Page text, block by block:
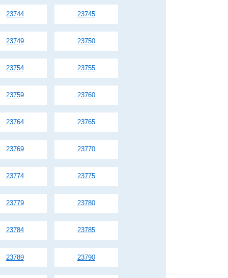
23744 23745
23749 23750
23754 23755
23759 23760
23764 23765
23769 23770
23774 23775
23779 23780
23784 23785
23789 23790